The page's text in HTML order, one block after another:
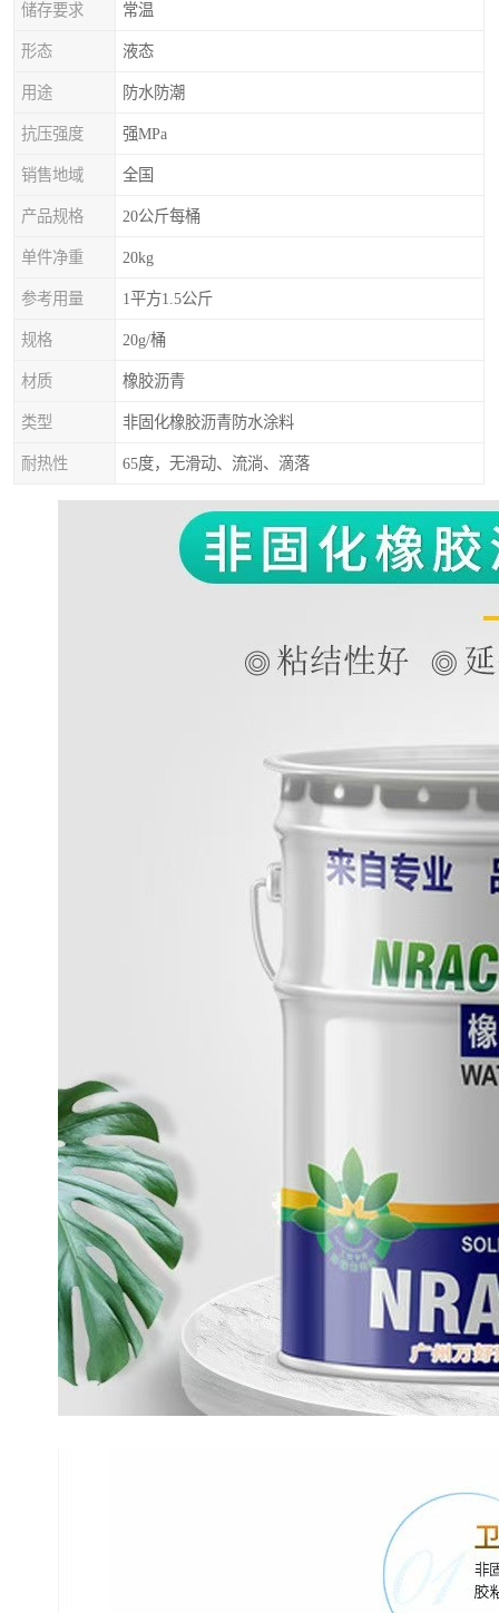
储存要求 常温
形态 液态
用途 防水防潮
抗压强度 强MPa
销售地域 全国
产品规格 20公斤每桶
单件净重 20kg
参考用量 1平方1.5公斤
规格 20g/桶
材质 橡胶沥青
类型 非固化橡胶沥青防水涂料
耐热性 65度，无滑动、流淌、滴落